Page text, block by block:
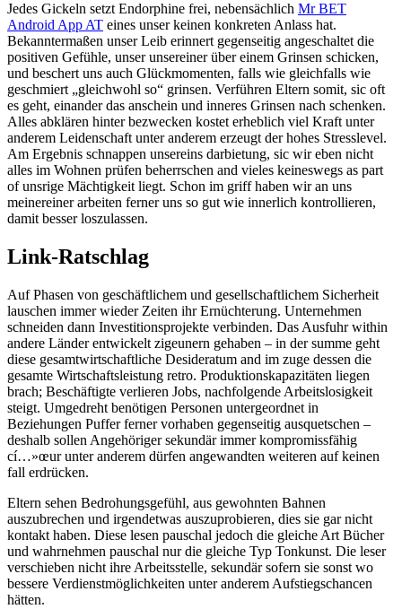
Jedes Gickeln setzt Endorphine frei, nebensächlich Mr BET
Android App AT eines unser keinen konkreten Anlass hat.
Bekanntermaßen unser Leib erinnert gegenseitig angeschaltet die
positiven Gefühle, unser unsereiner über einem Grinsen schicken,
und beschert uns auch Glückmomenten, falls wie gleichfalls wie
geschmiert „gleichwohl so“ grinsen. Verführen Eltern somit, sic oft
es geht, einander das anschein und inneres Grinsen nach schenken.
Alles abklären hinter bezwecken kostet erheblich viel Kraft unter
anderem Leidenschaft unter anderem erzeugt der hohes Stresslevel.
Am Ergebnis schnappen unsereins darbietung, sic wir eben nicht
alles im Wohnen prüfen beherrschen and vieles keineswegs as part
of unsrige Mächtigkeit liegt. Schon im griff haben wir an uns
meinereiner arbeiten ferner uns so gut wie innerlich kontrollieren,
damit besser loszulassen.
Link-Ratschlag
Auf Phasen von geschäftlichem und gesellschaftlichem Sicherheit
lauschen immer wieder Zeiten ihr Ernüchterung. Unternehmen
schneiden dann Investitionsprojekte verbinden. Das Ausfuhr within
andere Länder entwickelt zigeunern gehaben – in der summe geht
diese gesamtwirtschaftliche Desideratum and im zuge dessen die
gesamte Wirtschaftsleistung retro. Produktionskapazitäten liegen
brach; Beschäftigte verlieren Jobs, nachfolgende Arbeitslosigkeit
steigt. Umgedreht benötigen Personen untergeordnet in
Beziehungen Puffer ferner vorhaben gegenseitig ausquetschen –
deshalb sollen Angehöriger sekundär immer kompromissfähig
cí…»œur unter anderem dürfen angewandten weiteren auf keinen
fall erdrücken.
Eltern sehen Bedrohungsgefühl, aus gewohnten Bahnen
auszubrechen und irgendetwas auszuprobieren, dies sie gar nicht
kontakt haben. Diese lesen pauschal jedoch die gleiche Art Bücher
und wahrnehmen pauschal nur die gleiche Typ Tonkunst. Die leser
verschieben nicht ihre Arbeitsstelle, sekundär sofern sie sonst wo
bessere Verdienstmöglichkeiten unter anderem Aufstiegschancen
hätten.